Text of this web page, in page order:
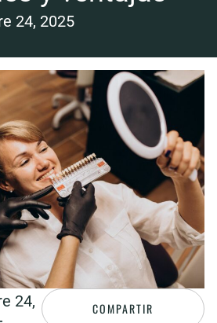
24, 2025
24,
COMPARTIR